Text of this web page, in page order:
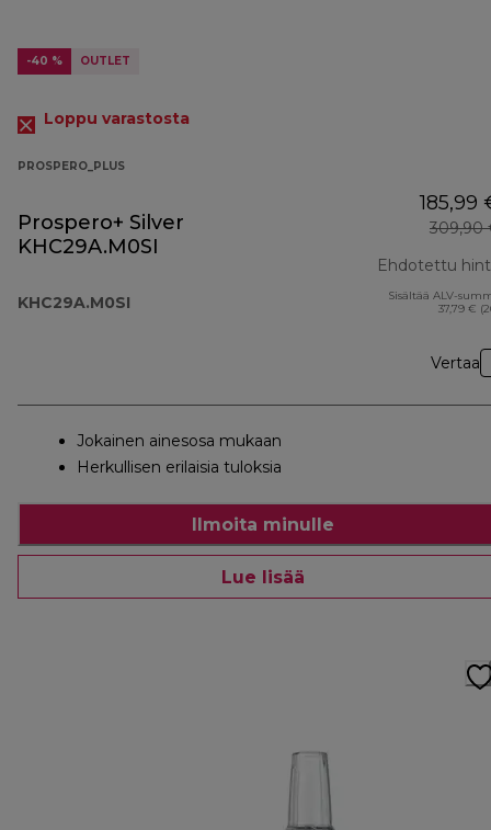
-40 % OUTLET
Loppu varastosta
PROSPERO_PLUS
Prospero+ Silver
KHC29A.M0SI
KHC29A.M0SI
185,99
309,90
Ehdotettu
Sisältää ALV-
37,79 €
Vertaa
Jokainen ainesosa mukaan
Herkullisen erilaisia tuloksia
Ilmoita minulle
Lue lisää